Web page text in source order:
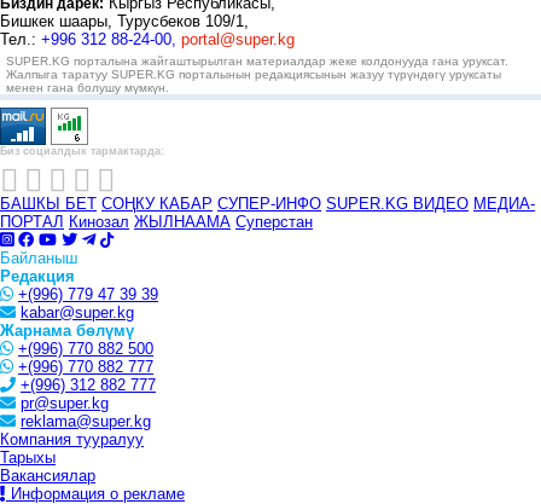
Биздин дарек:
Бишкек шаары, Турусбеков 109/1,
Тел.: +996 312 88-24-00, portal@super.kg
SUPER.KG порталына жайгаштырылган материалдар жеке колдонууда гана уруксат.
Жалпыга таратуу SUPER.KG порталынын редакциясынын жазуу түрүндөгү уруксаты
менен гана болушу мүмкүн.
Биз социалдык тармактарда:
БАШКЫ БЕТ СОҢКУ КАБАР СУПЕР-ИНФО SUPER.KG ВИДЕО МЕДИА-
ПОРТАЛ Кинозал ЖЫЛНААМА Суперстан
Байланыш
Редакция
+(996) 779 47 39 39
kabar@super.kg
Жарнама бөлүмү
+(996) 770 882 500
+(996) 770 882 777
+(996) 312 882 777
pr@super.kg
reklama@super.kg
Компания тууралуу
Тарыхы
Вакансиялар
Информация о рекламе